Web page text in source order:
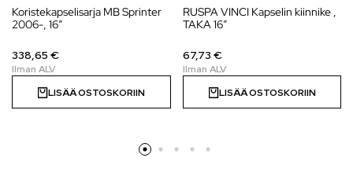
Koristekapselisarja MB Sprinter
2006-, 16″
338,65 €
LISÄÄ OSTOSKORIIN
RUSPA VINCI Kapselin kiinnike ,
TAKA 16″
67,73 €
LISÄÄ OSTOSKORIIN